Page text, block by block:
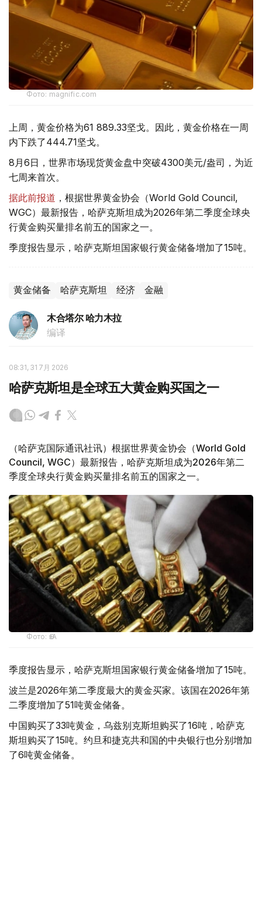
Фото: magnific.com
上周，黄金价格为61 889.33坚戈。因此，黄金价格在一周
内下跌了444.71坚戈。
8月6日，世界市场现货黄金盘中突破4300美元/盎司，为近
七周来首次。
据此前报道 ，根据世界黄金协会（World Gold Council,
WGC）最新报告，哈萨克斯坦成为2026年第二季度全球央
行黄金购买量排名前五的国家之一。
季度报告显示，哈萨克斯坦国家银行黄金储备增加了15吨。
黄金储备 哈萨克斯坦 经济 金融
木合塔尔 哈力木拉
编译
08:31, 31 7月 2026
哈萨克斯坦是全球五大黄金购买国之一
（哈萨克国际通讯社讯）根据世界黄金协会（World Gold
Council, WGC）最新报告，哈萨克斯坦成为2026年第二
季度全球央行黄金购买量排名前五的国家之一。
Фото: ӨзА
季度报告显示，哈萨克斯坦国家银行黄金储备增加了15吨。
波兰是2026年第二季度最大的黄金买家。该国在2026年第
二季度增加了51吨黄金储备。
中国购买了33吨黄金，乌兹别克斯坦购买了16吨，哈萨克
斯坦购买了15吨。约旦和捷克共和国的中央银行也分别增加
了6吨黄金储备。